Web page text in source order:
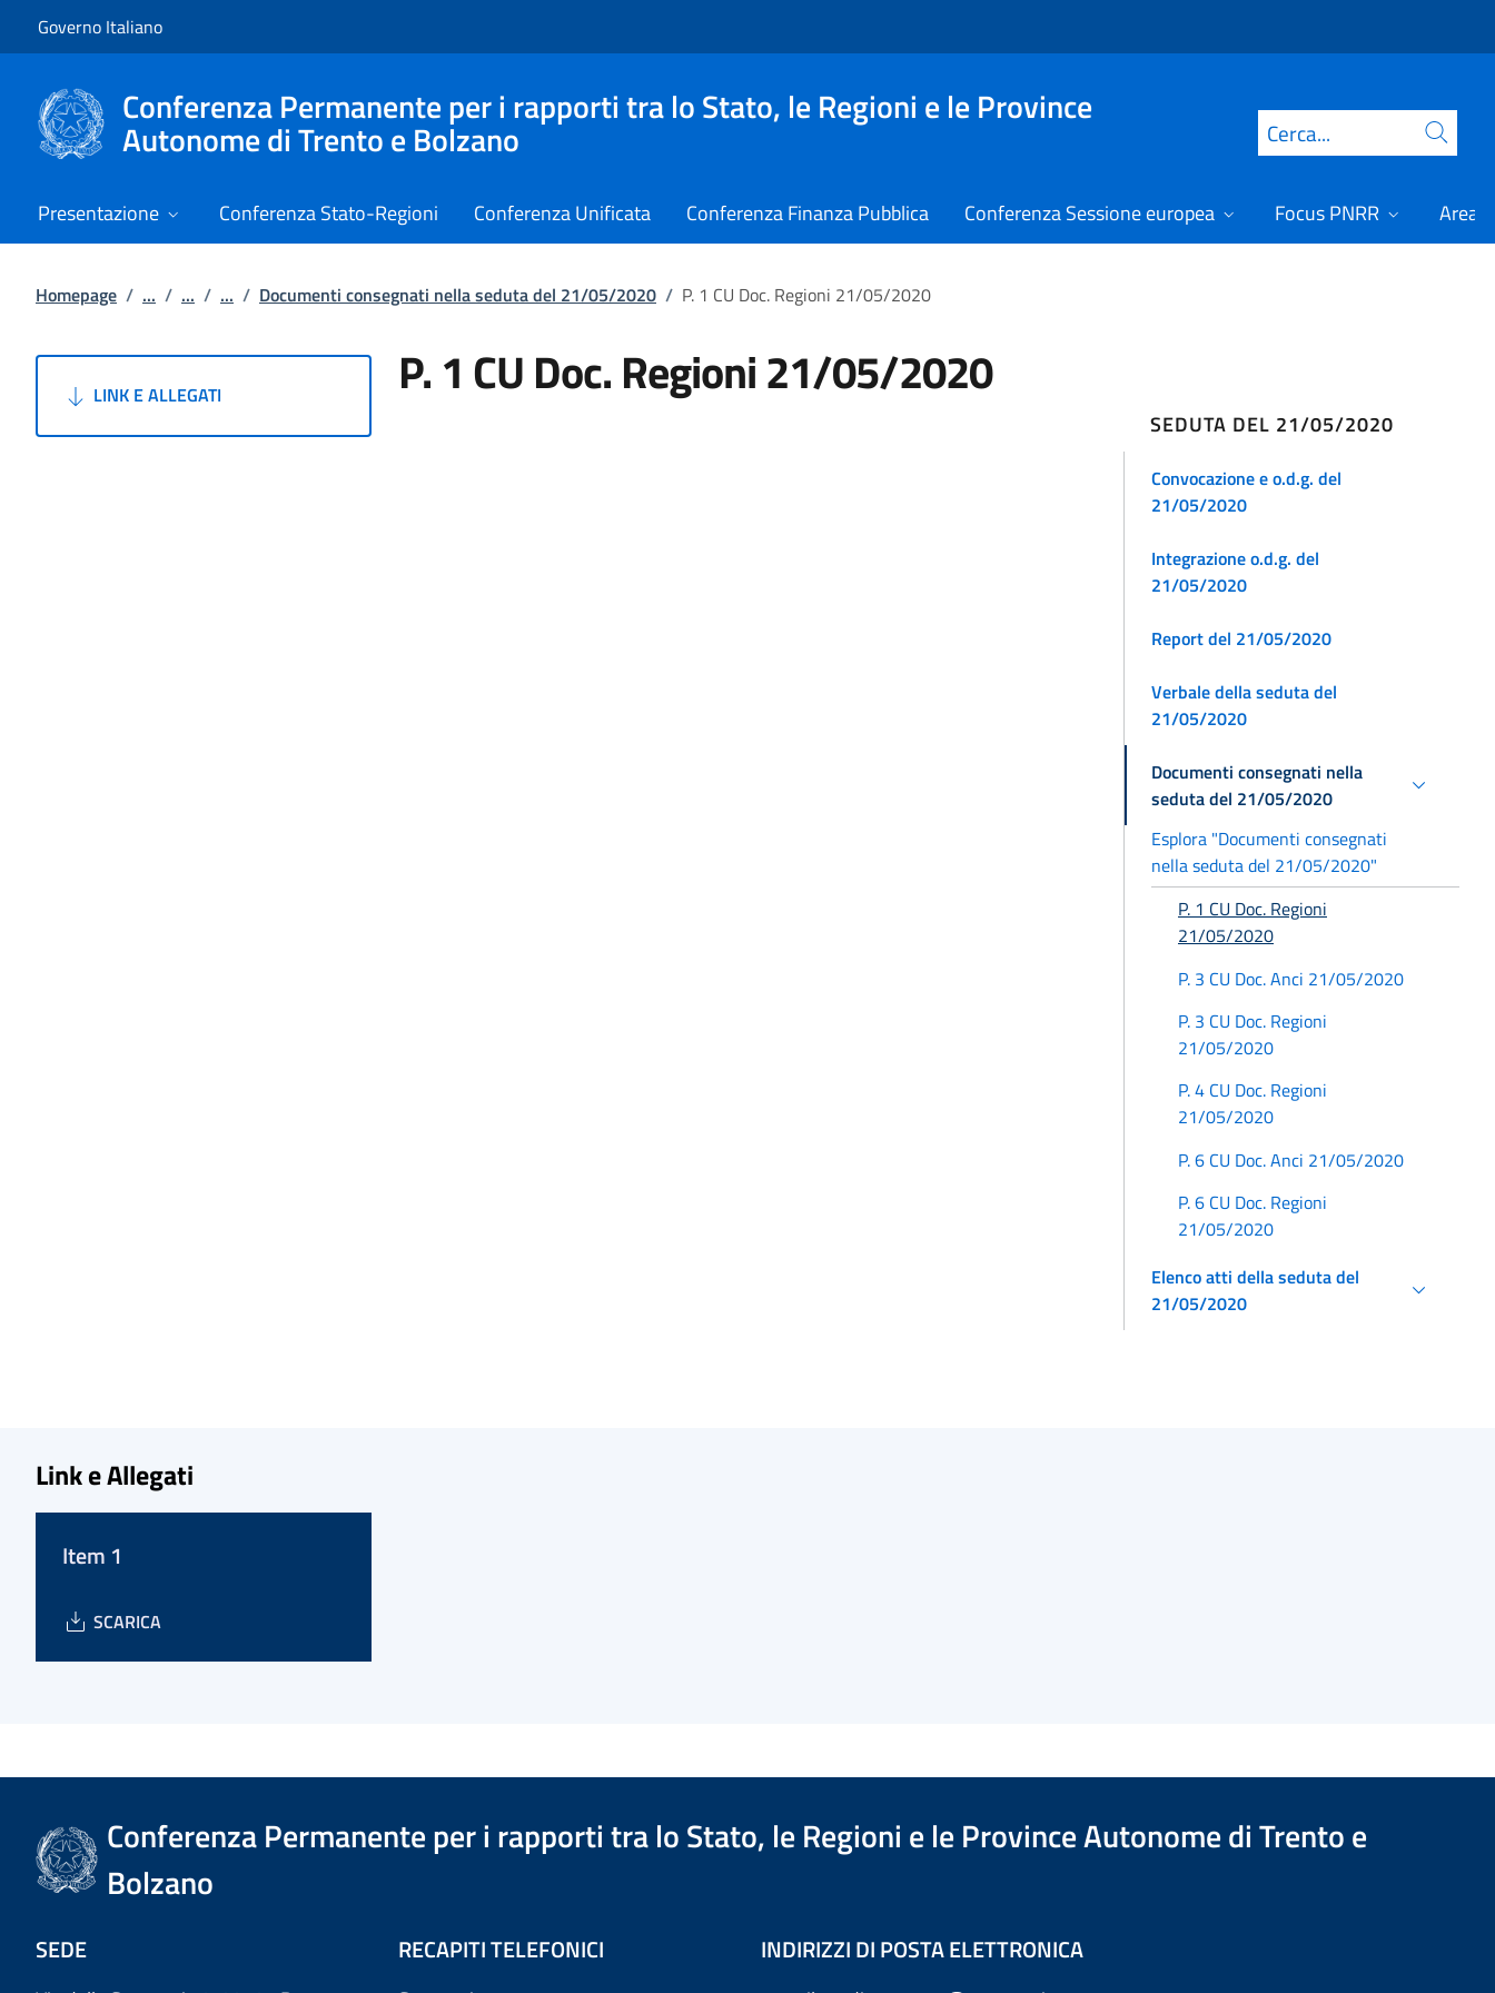
Governo Italiano
Conferenza Permanente per i rapporti tra lo Stato, le Regioni e le Province
Autonome di Trento e Bolzano Cerca
Presentazione Conferenza Stato-Regioni Conferenza Unificata Conferenza Finanza Pubblica Conferenza Sessione europea Focus PNRR Area
Homepage / ... / ... / ... / Documenti consegnati nella seduta del 21/05/2020 / P. 1 CU Doc. Regioni 21/05/2020
LINK E ALLEGATI P. 1 CU Doc. Regioni 21/05/2020
SEDUTA DEL 21/05/2020
Convocazione e o.d.g. del
21/05/2020
Integrazione o.d.g. del
21/05/2020
Report del 21/05/2020
Verbale della seduta del
21/05/2020
Documenti consegnati nella
seduta del 21/05/2020
Esplora "Documenti consegnati
nella seduta del 21/05/2020"
P. 1 CU Doc. Regioni
21/05/2020
P. 3 CU Doc. Anci 21/05/2020
P. 3 CU Doc. Regioni
21/05/2020
P. 4 CU Doc. Regioni
21/05/2020
P. 6 CU Doc. Anci 21/05/2020
P. 6 CU Doc. Regioni
21/05/2020
Elenco atti della seduta del
21/05/2020
Link e Allegati
Item 1
SCARICA
Conferenza Permanente per i rapporti tra lo Stato, le Regioni e le Province Autonome di Trento e
Bolzano
SEDE RECAPITI TELEFONICI INDIRIZZI DI POSTA ELETTRONICA